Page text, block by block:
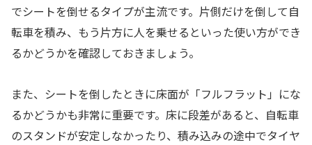
でシートを倒せるタイプが主流です。片側だけを倒して自
転車を積み、もう片方に人を乗せるといった使い方ができ
るかどうかを確認しておきましょう。
また、シートを倒したときに床面が「フルフラット」にな
るかどうかも非常に重要です。床に段差があると、自転車
のスタンドが安定しなかったり、積み込みの途中でタイヤ